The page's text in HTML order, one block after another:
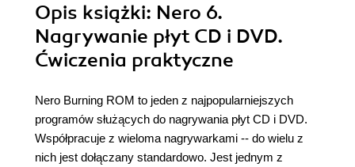
Opis książki: Nero 6.
Nagrywanie płyt CD i DVD.
Ćwiczenia praktyczne
Nero Burning ROM to jeden z najpopularniejszych
programów służących do nagrywania płyt CD i DVD.
Współpracuje z wieloma nagrywarkami -- do wielu z
nich jest dołączany standardowo. Jest jednym z